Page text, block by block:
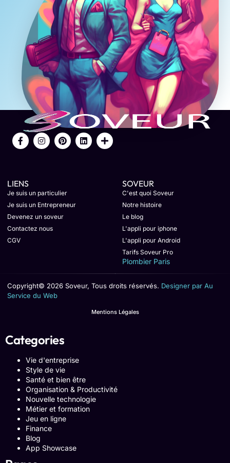
LIENS
Je suis un particulier
Je suis un Entrepreneur
Devenez un soveur
Contactez nous
CGV
SOVEUR
C'est quoi Soveur
Notre histoire
Le blog
L'appli pour iphone
L'appli pour Android
Tarifs Soveur Pro
Plombier Paris
Copyright© 2026 Soveur, Tous droits réservés. Designer par Au
Service du Web
Mentions Légales
Categories
Vie d'entreprise
Style de vie
Santé et bien être
Organisation & Productivité
Nouvelle technologie
Métier et formation
Jeu en ligne
Finance
Blog
App Showcase